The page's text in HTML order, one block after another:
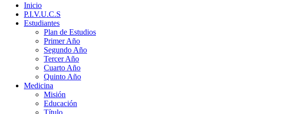
Inicio
P.I.V.U.C.S
Estudiantes
Plan de Estudios
Primer Año
Segundo Año
Tercer Año
Cuarto Año
Quinto Año
Medicina
Misión
Educación
Título